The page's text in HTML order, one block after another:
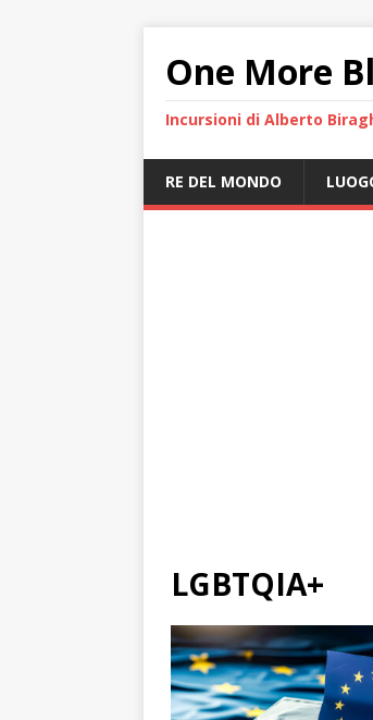
One More
Incursioni di Alberto
RE DEL MONDO
LGBTQIA+